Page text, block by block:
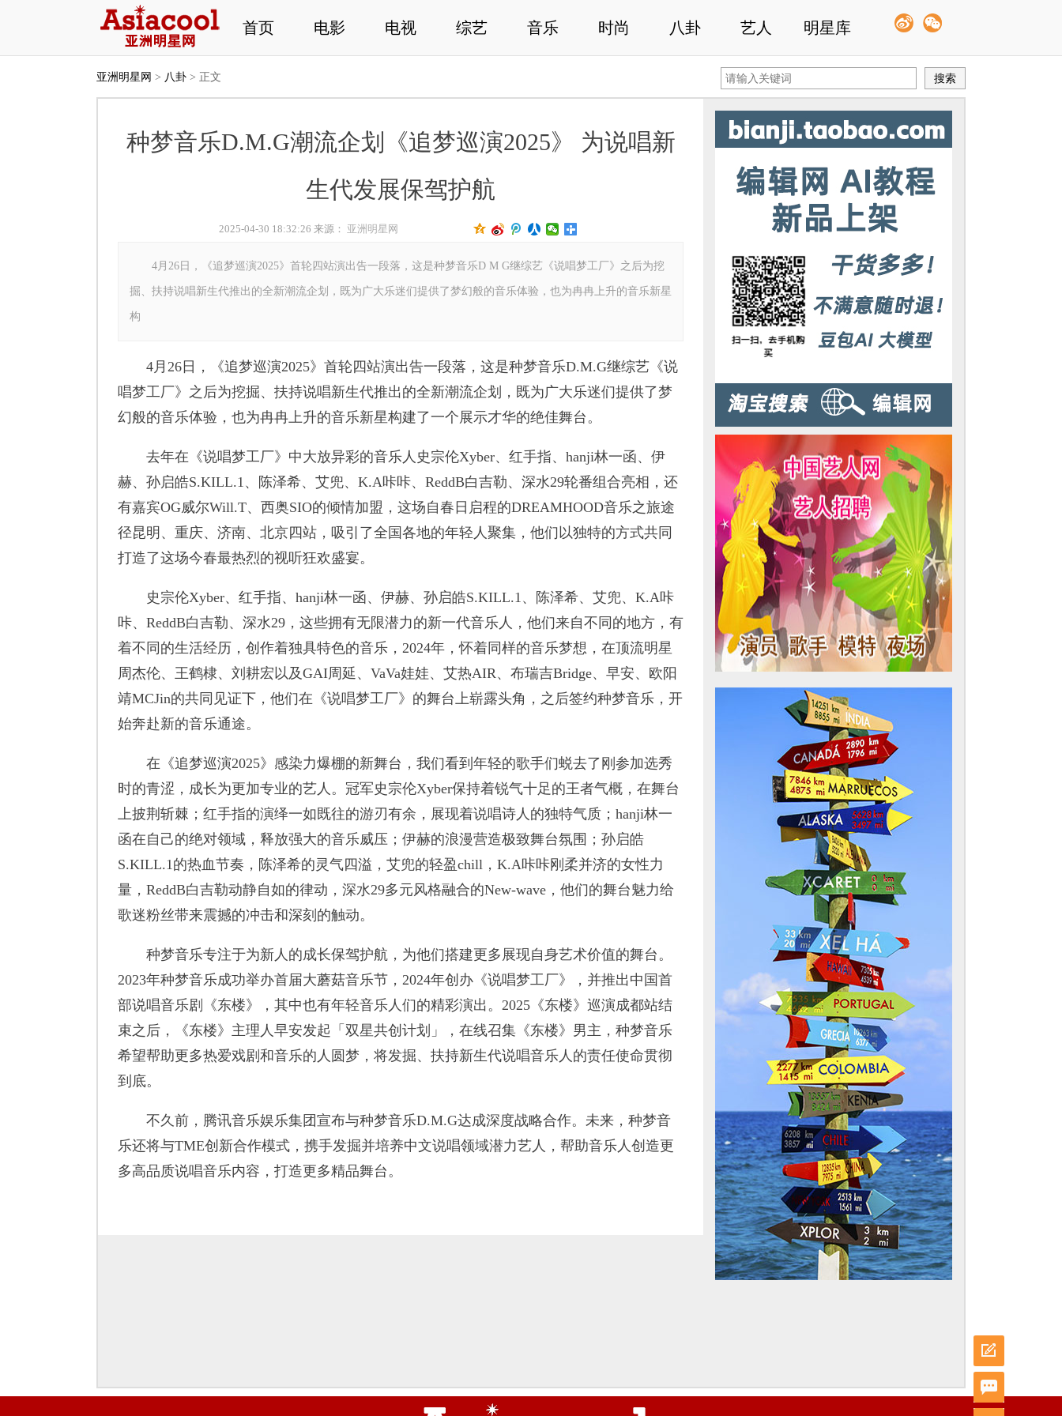
首页 电影 电视 综艺 音乐 时尚 八卦 艺人 明星库
亚洲明星网 > 八卦 > 正文
种梦音乐D.M.G潮流企划《追梦巡演2025》 为说唱新
生代发展保驾护航
2025-04-30 18:32:26 来源： 亚洲明星网
4月26日，《追梦巡演2025》首轮四站演出告一段落，这是种梦音乐D M G继综艺《说唱梦工厂》之后为挖
掘、扶持说唱新生代推出的全新潮流企划，既为广大乐迷们提供了梦幻般的音乐体验，也为冉冉上升的音乐新星
构
4月26日，《追梦巡演2025》首轮四站演出告一段落，这是种梦音乐D.M.G继综艺《说
唱梦工厂》之后为挖掘、扶持说唱新生代推出的全新潮流企划，既为广大乐迷们提供了梦
幻般的音乐体验，也为冉冉上升的音乐新星构建了一个展示才华的绝佳舞台。
去年在《说唱梦工厂》中大放异彩的音乐人史宗伦Xyber、红手指、hanji林一函、伊
赫、孙启皓S.KILL.1、陈泽希、艾兜、K.A咔咔、ReddB白吉勒、深水29轮番组合亮相，还
有嘉宾OG威尔Will.T、西奥SIO的倾情加盟，这场自春日启程的DREAMHOOD音乐之旅途
径昆明、重庆、济南、北京四站，吸引了全国各地的年轻人聚集，他们以独特的方式共同
打造了这场今春最热烈的视听狂欢盛宴。
史宗伦Xyber、红手指、hanji林一函、伊赫、孙启皓S.KILL.1、陈泽希、艾兜、K.A咔
咔、ReddB白吉勒、深水29，这些拥有无限潜力的新一代音乐人，他们来自不同的地方，有
着不同的生活经历，创作着独具特色的音乐，2024年，怀着同样的音乐梦想，在顶流明星
周杰伦、王鹤棣、刘耕宏以及GAI周延、VaVa娃娃、艾热AIR、布瑞吉Bridge、早安、欧阳
靖MCJin的共同见证下，他们在《说唱梦工厂》的舞台上崭露头角，之后签约种梦音乐，开
始奔赴新的音乐通途。
在《追梦巡演2025》感染力爆棚的新舞台，我们看到年轻的歌手们蜕去了刚参加选秀
时的青涩，成长为更加专业的艺人。冠军史宗伦Xyber保持着锐气十足的王者气概，在舞台
上披荆斩棘；红手指的演绎一如既往的游刃有余，展现着说唱诗人的独特气质；hanji林一
函在自己的绝对领域，释放强大的音乐威压；伊赫的浪漫营造极致舞台氛围；孙启皓
S.KILL.1的热血节奏，陈泽希的灵气四溢，艾兜的轻盈chill，K.A咔咔刚柔并济的女性力
量，ReddB白吉勒动静自如的律动，深水29多元风格融合的New-wave，他们的舞台魅力给
歌迷粉丝带来震撼的冲击和深刻的触动。
种梦音乐专注于为新人的成长保驾护航，为他们搭建更多展现自身艺术价值的舞台。
2023年种梦音乐成功举办首届大蘑菇音乐节，2024年创办《说唱梦工厂》，并推出中国首
部说唱音乐剧《东楼》，其中也有年轻音乐人们的精彩演出。2025《东楼》巡演成都站结
束之后，《东楼》主理人早安发起「双星共创计划」，在线召集《东楼》男主，种梦音乐
希望帮助更多热爱戏剧和音乐的人圆梦，将发掘、扶持新生代说唱音乐人的责任使命贯彻
到底。
不久前，腾讯音乐娱乐集团宣布与种梦音乐D.M.G达成深度战略合作。未来，种梦音
乐还将与TME创新合作模式，携手发掘并培养中文说唱领域潜力艺人，帮助音乐人创造更
多高品质说唱音乐内容，打造更多精品舞台。